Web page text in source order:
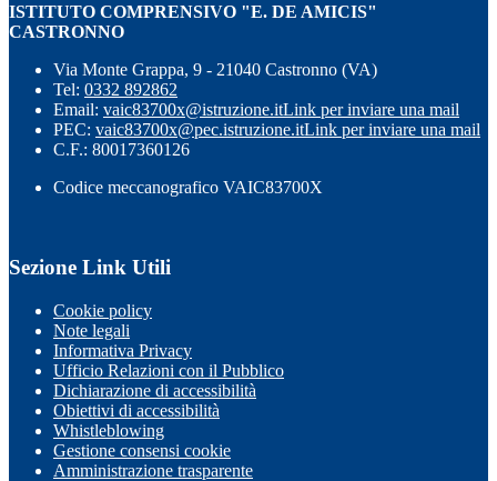
ISTITUTO COMPRENSIVO "E. DE AMICIS"
CASTRONNO
Via Monte Grappa, 9 - 21040 Castronno (VA)
Tel: 0332 892862
Email: vaic83700x@istruzione.itLink per inviare una mail
PEC: vaic83700x@pec.istruzione.itLink per inviare una mail
C.F.: 80017360126
Codice meccanografico VAIC83700X
Sezione Link Utili
Cookie policy
Note legali
Informativa Privacy
Ufficio Relazioni con il Pubblico
Dichiarazione di accessibilità
Obiettivi di accessibilità
Whistleblowing
Gestione consensi cookie
Amministrazione trasparente